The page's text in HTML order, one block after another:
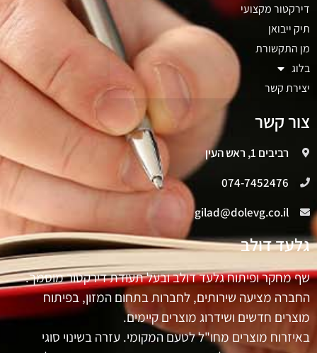
דירקטור מקצועי
תיק ייבואן
מן התקשורת
בלוג
יצירת קשר
צור קשר
רביבים 1, ראש העין
074-7452476
gilad@dolevg.co.il
גלעד דולב
שף מחקר ופיתוח גלעד דולב ובעל תעודת דירקטור מוסמך.
החברה מציעה שירותים, לחברות בתחום המזון, בפיתוח
מוצרים חדשים ושידרוג מוצרים קיימים.
באיזרוח מוצרים מחו"ל לטעם המקומי. עזרה בשינוי סוגי